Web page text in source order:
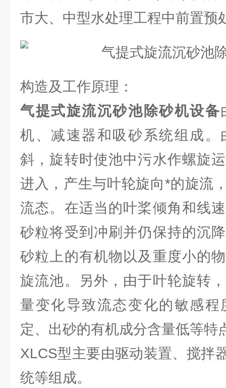
市大、中型水处理工程中前置预
构造及工作原理：
气提式旋流沉砂池除砂机设备
机、减速器和吸砂系统组成。
斜，旋转时使池中污水作螺旋
进入，产生与叶轮旋向*的旋流
流态。在适当的叶桨倾角和线
砂粒将受到冲刷并仍保持的沉
砂粒上的有机物以及重度小的
旋流池。另外，由于叶轮旋转
量变化导致流态变化的敏感程
定、出砂的有机成分含量低等特
XLCS型主要由驱动装置、搅拌
统等组成。